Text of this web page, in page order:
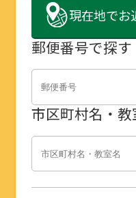
現在地でお
郵便番号で探す
市区町村名・